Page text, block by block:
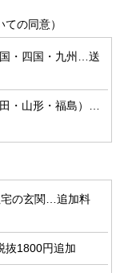
の同意）
・四国・九州…送
・山形・福島）…
宅の玄関…追加料
抜1800円追加